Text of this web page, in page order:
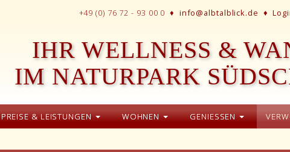
+49 (0) 76 72 - 93 00 0 ♦ info@albtalblick.de ♦
IHR WELLNESS &
IM NATURPARK
PREISE & LEISTUNGEN WOHNEN GENIESSEN